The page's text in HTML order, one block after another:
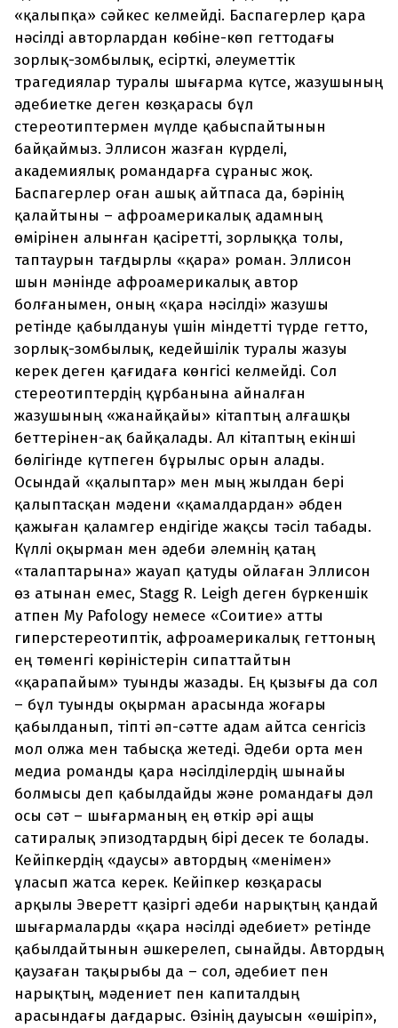
«қалыпқа» сәйкес келмейді. Баспагерлер қара
нәсілді авторлардан көбіне-көп геттодағы
зорлық-зомбылық, есірткі, әлеуметтік
трагедиялар туралы шығарма күтсе, жазушының
әдебиетке деген көзқарасы бұл
стереотиптермен мүлде қабыспайтынын
байқаймыз. Эллисон жазған күрделі,
академиялық романдарға сұраныс жоқ.
Баспагерлер оған ашық айтпаса да, бәрінің
қалайтыны – афроамерикалық адамның
өмірінен алынған қасіретті, зорлыққа толы,
таптаурын тағдырлы «қара» роман. Эллисон
шын мәнінде афроамерикалық автор
болғанымен, оның «қара нәсілді» жазушы
ретінде қабылдануы үшін міндетті түрде гетто,
зорлық-зомбылық, кедейшілік туралы жазуы
керек деген қағидаға көнгісі келмейді. Сол
стереотиптердің құрбанына айналған
жазушының «жанайқайы» кітаптың алғашқы
беттерінен-ақ байқалады. Ал кітаптың екінші
бөлігінде күтпеген бұрылыс орын алады.
Осындай «қалыптар» мен мың жылдан бері
қалыптасқан мәдени «қамалдардан» әбден
қажыған қаламгер ендігіде жақсы тәсіл табады.
Күллі оқырман мен әдеби әлемнің қатаң
«талаптарына» жауап қатуды ойлаған Эллисон
өз атынан емес, Stagg R. Leigh деген бүркеншік
атпен My Pafology немесе «Соитие» атты
гиперстереотиптік, афроамерикалық геттоның
ең төменгі көріністерін сипаттайтын
«қарапайым» туынды жазады. Ең қызығы да сол
– бұл туынды оқырман арасында жоғары
қабылданып, тіпті әп-сәтте адам айтса сенгісіз
мол олжа мен табысқа жетеді. Әдеби орта мен
медиа романды қара нәсілділердің шынайы
болмысы деп қабылдайды және романдағы дәл
осы сәт – шығарманың ең өткір әрі ащы
сатиралық эпизодтардың бірі десек те болады.
Кейіпкердің «даусы» автордың «менімен»
ұласып жатса керек. Кейіпкер көзқарасы
арқылы Эверетт қазіргі әдеби нарықтың қандай
шығармаларды «қара нәсілді әдебиет» ретінде
қабылдайтынын әшкерелеп, сынайды. Автордың
қаузаған тақырыбы да – сол, әдебиет пен
нарықтың, мәдениет пен капиталдың
арасындағы дағдарыс. Өзінің дауысын «өшіріп»,